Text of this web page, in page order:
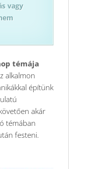
vagy
témája
alkalmon
építünk
akár
témában
festeni.